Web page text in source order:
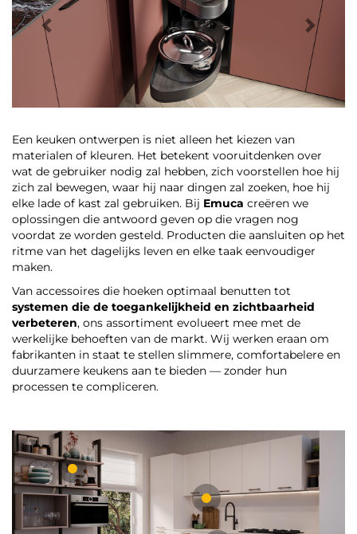
Een keuken ontwerpen is niet alleen het kiezen van
materialen of kleuren. Het betekent vooruitdenken over
wat de gebruiker nodig zal hebben, zich voorstellen hoe hij
zich zal bewegen, waar hij naar dingen zal zoeken, hoe hij
elke lade of kast zal gebruiken. Bij Emuca creëren we
oplossingen die antwoord geven op die vragen nog
voordat ze worden gesteld. Producten die aansluiten op het
ritme van het dagelijks leven en elke taak eenvoudiger
maken.
Van accessoires die hoeken optimaal benutten tot
systemen die de toegankelijkheid en zichtbaarheid
verbeteren, ons assortiment evolueert mee met de
werkelijke behoeften van de markt. Wij werken eraan om
fabrikanten in staat te stellen slimmere, comfortabelere en
duurzamere keukens aan te bieden — zonder hun
processen te compliceren.